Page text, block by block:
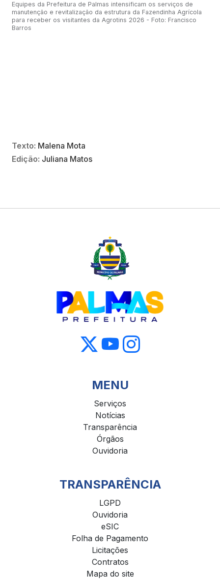
Equipes da Prefeitura de Palmas intensificam os serviços de
manutenção e revitalização da estrutura da Fazendinha Agrícola
para receber os visitantes da Agrotins 2026 - Foto: Francisco
Barros
Texto: Malena Mota
Edição: Juliana Matos
MENU
Serviços
Notícias
Transparência
Órgãos
Ouvidoria
TRANSPARÊNCIA
LGPD
Ouvidoria
eSIC
Folha de Pagamento
Licitações
Contratos
Mapa do site